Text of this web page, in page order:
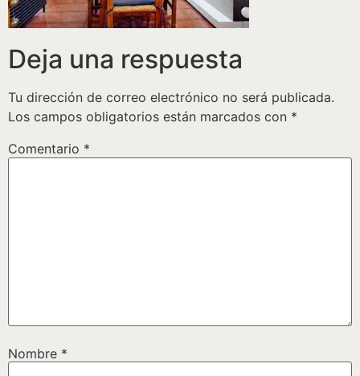
Deja una respuesta
Tu dirección de correo electrónico no será publicada.
Los campos obligatorios están marcados con *
Comentario *
Nombre *